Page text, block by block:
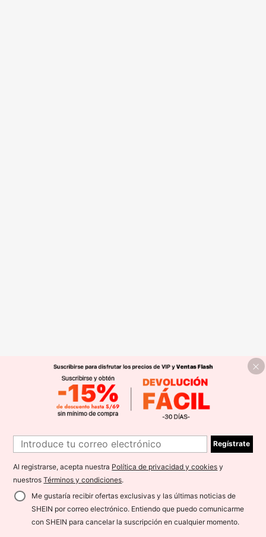
Regístrate
Al registrarse, acepta nuestra Política de privacidad y cookies y
nuestrosTérminos y condiciones.
Me gustaría recibir ofertas exclusivas y las últimas noticias de
SHEIN por correo electrónico. Entiendo que puedo comunicarme
con SHEIN para cancelar la suscripción en cualquier momento.